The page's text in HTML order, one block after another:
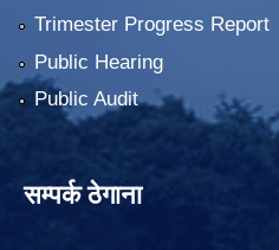
Trimester Progress Report
Public Hearing
Public Audit
सम्पर्क ठेगाना